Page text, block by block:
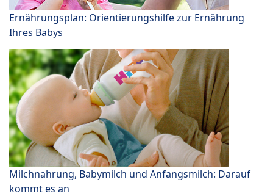
Ernährungsplan: Orientierungshilfe zur Ernährung
Ihres Babys
Milchnahrung, Babymilch und Anfangsmilch: Darauf
kommt es an